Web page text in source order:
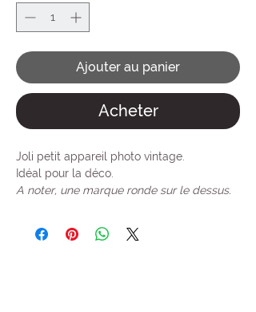
Ajouter au panier
Acheter
Joli petit appareil photo vintage.
Idéal pour la déco.
A noter, une marque ronde sur le dessus.